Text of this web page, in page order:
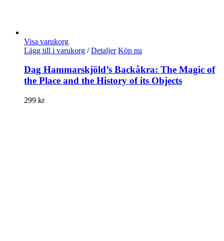
Visa varukorg
Lägg till i varukorg / Detaljer Köp nu
Dag Hammarskjöld’s Backåkra: The Magic of
the Place and the History of its Objects
299 kr